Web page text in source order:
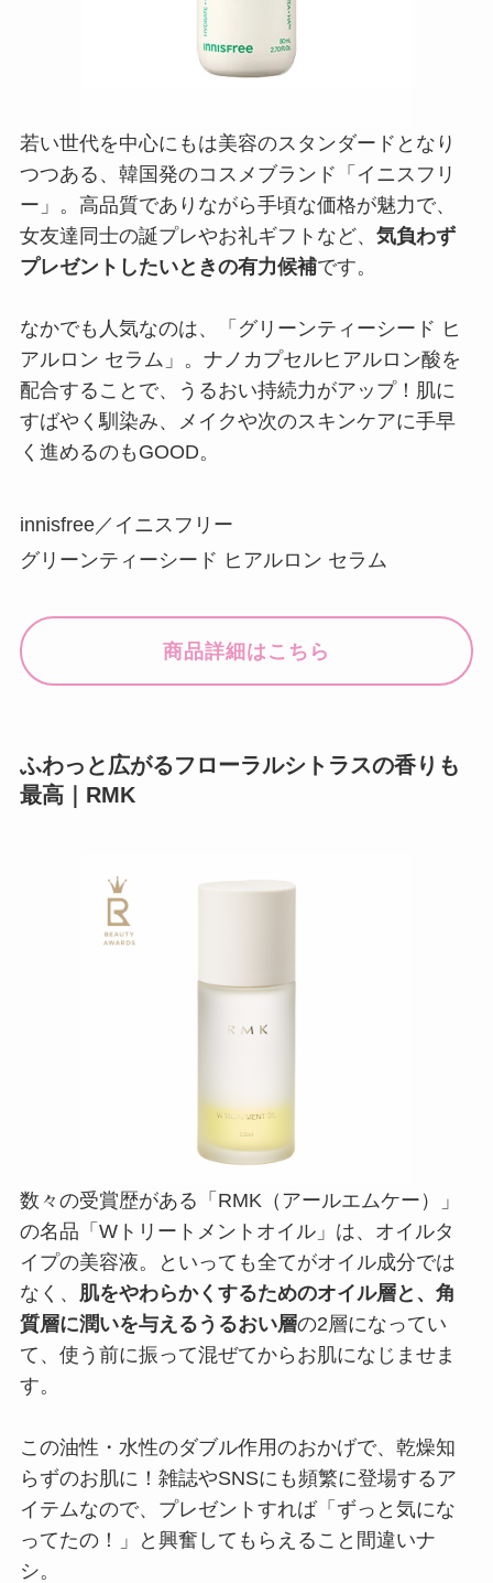
若い世代を中心にもは美容のスタンダードとなり
つつある、韓国発のコスメブランド「イニスフリ
ー」。高品質でありながら手頃な価格が魅力で、
女友達同士の誕プレやお礼ギフトなど、 気負わず
プレゼントしたいときの有力候補です。
なかでも人気なのは、「グリーンティーシード ヒ
アルロン セラム」。ナノカプセルヒアルロン酸を
配合することで、うるおい持続力がアップ！肌に
すばやく馴染み、メイクや次のスキンケアに手早
く進めるのもGOOD。
innisfree／イニスフリー
グリーンティーシード ヒアルロン セラム
商品詳細はこちら
ふわっと広がるフローラルシトラスの香りも
最高｜RMK
数々の受賞歴がある「RMK（アールエムケー）」
の名品「Wトリートメントオイル」は、オイルタ
イプの美容液。といっても全てがオイル成分では
なく、
肌をやわらかくするためのオイル層と、角
質層に潤いを与えるうるおい層の2層になってい
て、使う前に振って混ぜてからお肌になじませま
す。
この油性・水性のダブル作用のおかげで、乾燥知
らずのお肌に！雑誌やSNSにも頻繁に登場するア
イテムなので、プレゼントすれば「ずっと気にな
ってたの！」と興奮してもらえること間違いナ
シ。